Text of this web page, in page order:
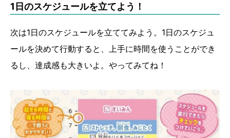
1日のスケジュールを立てよう！
次は1日のスケジュールを立ててみよう。1日のスケジュ
ールを決めて行動すると、上手に時間を使うことができ
るし、達成感も大きいよ。やってみてね！